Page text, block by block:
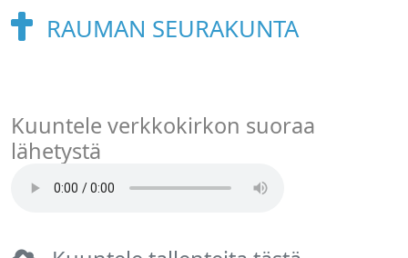
RAUMAN SEURAKUNTA
Kuuntele verkkokirkon suoraa
lähetystä